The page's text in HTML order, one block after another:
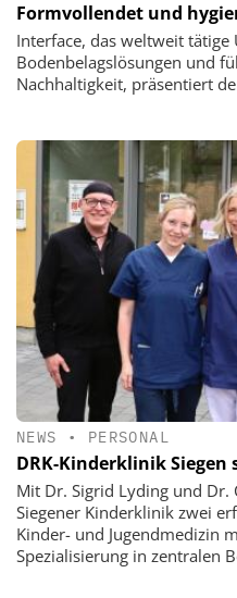
Formvollendet und
Interface, das weltweit
Bodenbelagslösungen und
Nachhaltigkeit, präsentiert
NEWS • PERSONAL
DRK-Kinderklinik
Mit Dr. Sigrid Lyding und Dr.
Siegener Kinderklinik zwei
Kinder- und Jugendmedizin
Spezialisierung in zentralen